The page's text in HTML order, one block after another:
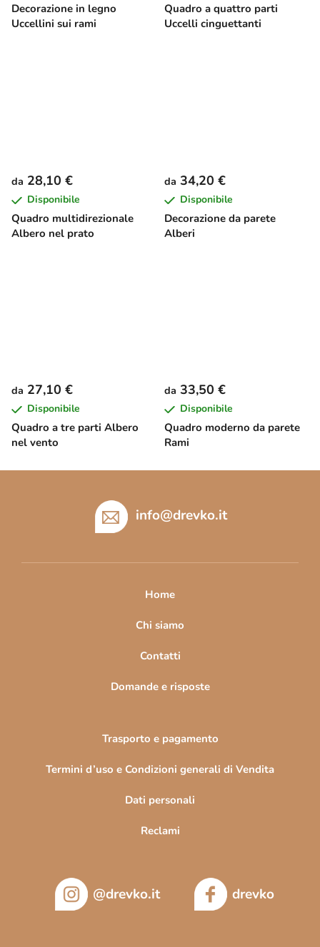
Decorazione in legno
Uccellini sui rami
Quadro a quattro parti
Uccelli cinguettanti
Quadro multidirezionale
Albero nel prato
da 28,10 €
Disponibile
Decorazione da parete
Alberi
da 34,20 €
Disponibile
Quadro a tre parti Albero
nel vento
da 27,10 €
Disponibile
Quadro moderno da parete
Rami
da 33,50 €
Disponibile
info@drevko.it
Home
Chi siamo
Contatti
Domande e risposte
Trasporto e pagamento
Termini d’uso e Condizioni generali di Vendita
Dati personali
Reclami
@drevko.it drevko